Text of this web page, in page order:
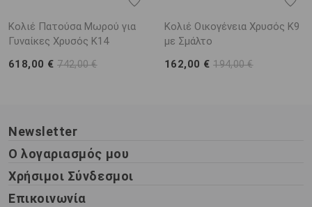
Κολιέ Πατούσα Μωρού για
Γυναίκες Χρυσός K14
618,00 €742,00 €
Κολιέ Οικογένεια Χρυσός Κ9
με Σμάλτο
162,00 €194,00 €
Newsletter
Ο λογαριασμός μου
Χρήσιμοι Σύνδεσμοι
Επικοινωνία